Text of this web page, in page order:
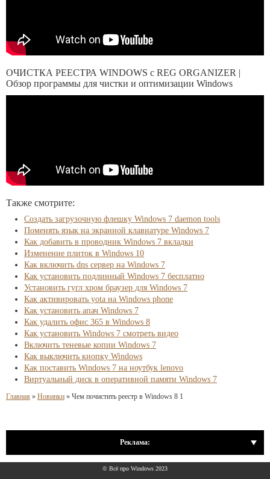
ОЧИСТКА РЕЕСТРА WINDOWS с REG ORGANIZER |
Обзор программы для чистки и оптимизации Windows
Также смотрите:
Создать загрузочную флешку Windows 7 daemon tools
Поменять язык на экранной клавиатуре Windows 7
Как добавить в проводник Windows 7 вкладки
Изменение плиток в Windows 10
Как включить dns сервер на Windows 7
Как установить подлинный Windows 7 бесплатно
Установить гугл хром браузер для Windows 7
Как активировать yota на Windows phone
Как установить апач Windows 7
Как удалить офис 365 в Windows 8
Как установить Windows 7 смотреть видео
Включить теневые копии Windows 7
Как выключить кнопку Windows
Как поставить Windows 7 на ноутбук lenovo
Виртуальный диск в оперативной памяти Windows 7
Главная » Новинки » Чем почистить реестр в Windows 8 1
Реклама:
© Всё про Windows 2023